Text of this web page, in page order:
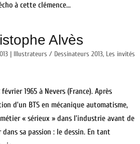
à cette clémence...
Alvès
| Illustrateurs / Dessinateurs 2013, Les invités
février 1965 à Nevers (France). Après
d’un BTS en mécanique automatisme,
« sérieux » dans l’industrie avant de
sa passion : le dessin. En tant